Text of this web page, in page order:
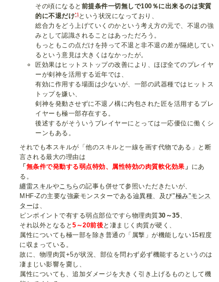
その頃になると 前提条件一切無しで100％に出来るのは実質
的に不退だけ*1という状況になっており、
総合力をどう上げていくのかという考え方の元で、不退の強
みとして認識されることはあっただろう。
もっともこの点だけを持って不退と非不退の差が隔絶してい
るという意見は大きくはなかったが。
匠効果はヒットストップの改善により、ほぼ全てのプレイヤ
ーが剣神を活用する近年では、
有効に作用する場面は少ないが、一部の武器種ではヒットス
トップを嫌い、
剣神を発動させずに不退ノ構に内包された匠を活用するプレ
イヤーも極一部存在する。
後述するがそういうプレイヤーにとっては一応優位に働くシ
ーンもある。
それでも本スキルが「他のスキルと一線を画す代物である」と断
言される最大の理由は
「 無条件で発動する弱点特効、属性特効の肉質軟化効果 」 にあ
る。
纏雷スキルやこちら の記事も併せて参照いただきたいが、
MHF-Zの主要な強豪モンスターである辿異種、及び"極み"モンス
ターは、
ピンポイントで有する弱点部位ですら物理肉質30～35、
それ以外となると5～20前後と凄まじく肉質が硬く、
属性についても極一部を除き普通の「属撃」が機能しない15程度
に収まっている。
故に、物理肉質+5が状況、部位を問わず必ず機能するというのは
凄まじい影響を齎し、
属性についても、追加ダメージを大きく引き上げるものとして機